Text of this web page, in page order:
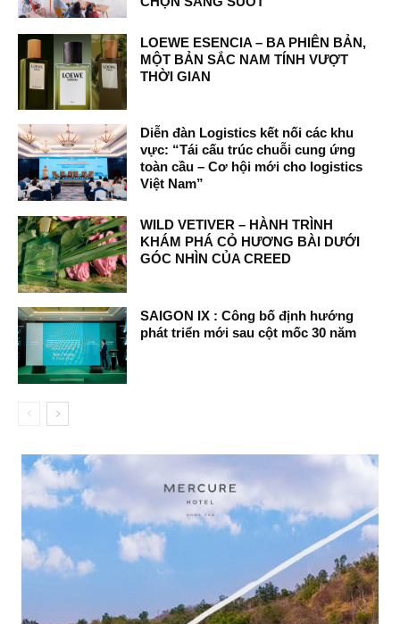
LOEWE ESENCIA – BA PHIÊN BẢN,
MỘT BẢN SẮC NAM TÍNH VƯỢT
THỜI GIAN
Diễn đàn Logistics kết nối các khu
vực: “Tái cấu trúc chuỗi cung ứng
toàn cầu – Cơ hội mới cho logistics
Việt Nam”
WILD VETIVER – HÀNH TRÌNH
KHÁM PHÁ CỎ HƯƠNG BÀI DƯỚI
GÓC NHÌN CỦA CREED
SAIGON IX : Công bố định hướng
phát triển mới sau cột mốc 30 năm